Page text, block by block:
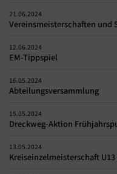
21.06.2024
Vereinsmeisterschaften und
12.06.2024
EM-Tippspiel
16.05.2024
Abteilungsversammlung
15.05.2024
Dreckweg-Aktion
13.05.2024
Kreiseinzelmeisterschaft